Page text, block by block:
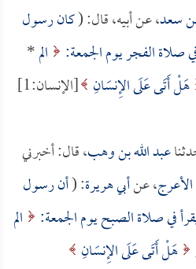
سعد، عن أبيه، قال: (كان رسول
صلاة الفجر يوم الجمعة:
الم*
هَلْ أَتَى عَلَى الإِنسَانِ
[الإنسان:1]
عبد الله بن وهب، قال: أخبرني
الأعرج، عنأبي هريرة: (أن رسول
في صلاة الصبح يوم الجمعة:
الم
هَلْ أَتَى عَلَى الإِنسَانِ